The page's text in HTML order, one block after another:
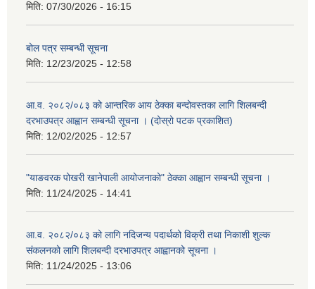
मिति: 07/30/2026 - 16:15
बोल पत्र सम्बन्धी सूचना
मिति: 12/23/2025 - 12:58
आ.व. २०८२/०८३ को आन्तरिक आय ठेक्का बन्दोवस्तका लागि शिलबन्दी
दरभाउपत्र आह्वान सम्बन्धी सूचना । (दोस्रो पटक प्रकाशित)
मिति: 12/02/2025 - 12:57
"याङवरक पोखरी खानेपाली आयोजनाको" ठेक्का आह्वान सम्बन्धी सूचना ।
मिति: 11/24/2025 - 14:41
आ.व. २०८२/०८३ को लागि नदिजन्य पदार्थको विक्री तथा निकाशी शुल्क
संकलनको लागि शिलबन्दी दरभाउपत्र आह्वानको सूचना ।
मिति: 11/24/2025 - 13:06